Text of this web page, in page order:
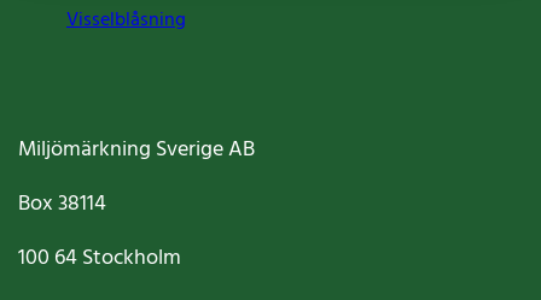
Visselblåsning
Miljömärkning Sverige AB
Box38114
100 64Stockholm